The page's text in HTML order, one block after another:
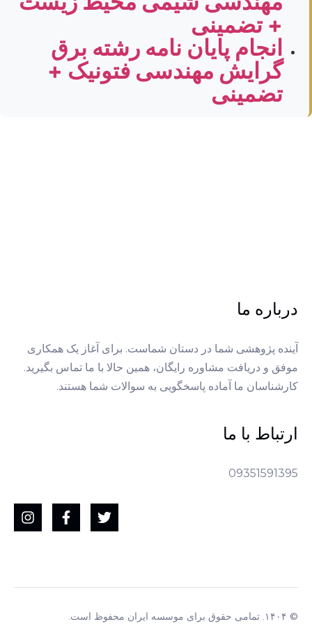
+ تضمینی
انجام پایان نامه رشته برق
گرایش مهندسی فتونیک +
تضمینی
درباره ما
آینده پژوهشی شما در دستان شماست. برای آغاز یک همکاری
موفق و دریافت مشاوره رایگان، همین حالا با ما تماس بگیرید.
کارشناسان ما آماده پاسخگویی به سوالات شما هستند.
ارتباط با ما
09351591395
© ۱۴۰۴. تمامی حقوق برای موسسه ایران محفوظ است.